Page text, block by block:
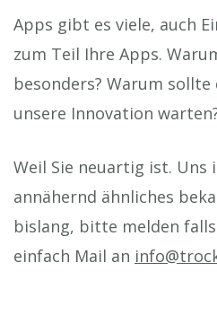
Apps gibt es viele, auch
zum Teil Ihre Apps.
besonders? Warum
unsere Innovation
Weil Sie neuartig ist. Uns
annähernd ähnliches
bislang, bitte melden
einfach Mail an